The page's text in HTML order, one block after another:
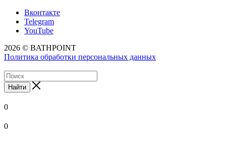
Вконтакте
Telegram
YouTube
2026 © BATHPOINT
Политика обработки персональных данных
Найти
0
0